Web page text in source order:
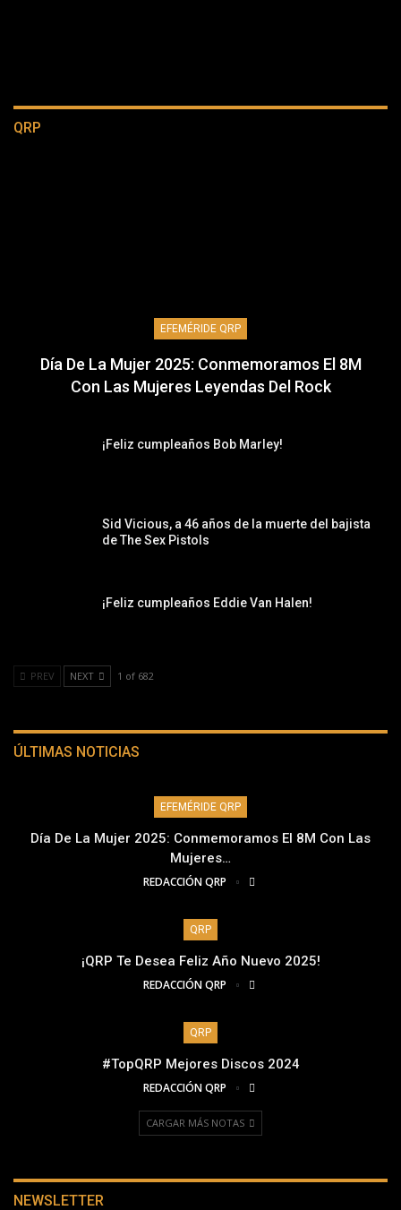
QRP
EFEMÉRIDE QRP
Día De La Mujer 2025: Conmemoramos El 8M
Con Las Mujeres Leyendas Del Rock
¡Feliz cumpleaños Bob Marley!
Sid Vicious, a 46 años de la muerte del bajista
de The Sex Pistols
¡Feliz cumpleaños Eddie Van Halen!
PREV NEXT 1 of 682
ÚLTIMAS NOTICIAS
EFEMÉRIDE QRP
Día De La Mujer 2025: Conmemoramos El 8M Con Las
Mujeres…
REDACCIÓN QRP
QRP
¡QRP Te Desea Feliz Año Nuevo 2025!
REDACCIÓN QRP
QRP
#TopQRP Mejores Discos 2024
REDACCIÓN QRP
CARGAR MÁS NOTAS
NEWSLETTER